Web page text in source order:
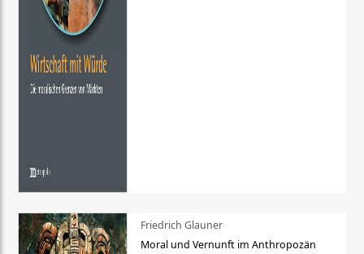
Friedrich Glauner
Moral und Vernunft im Anthropozän